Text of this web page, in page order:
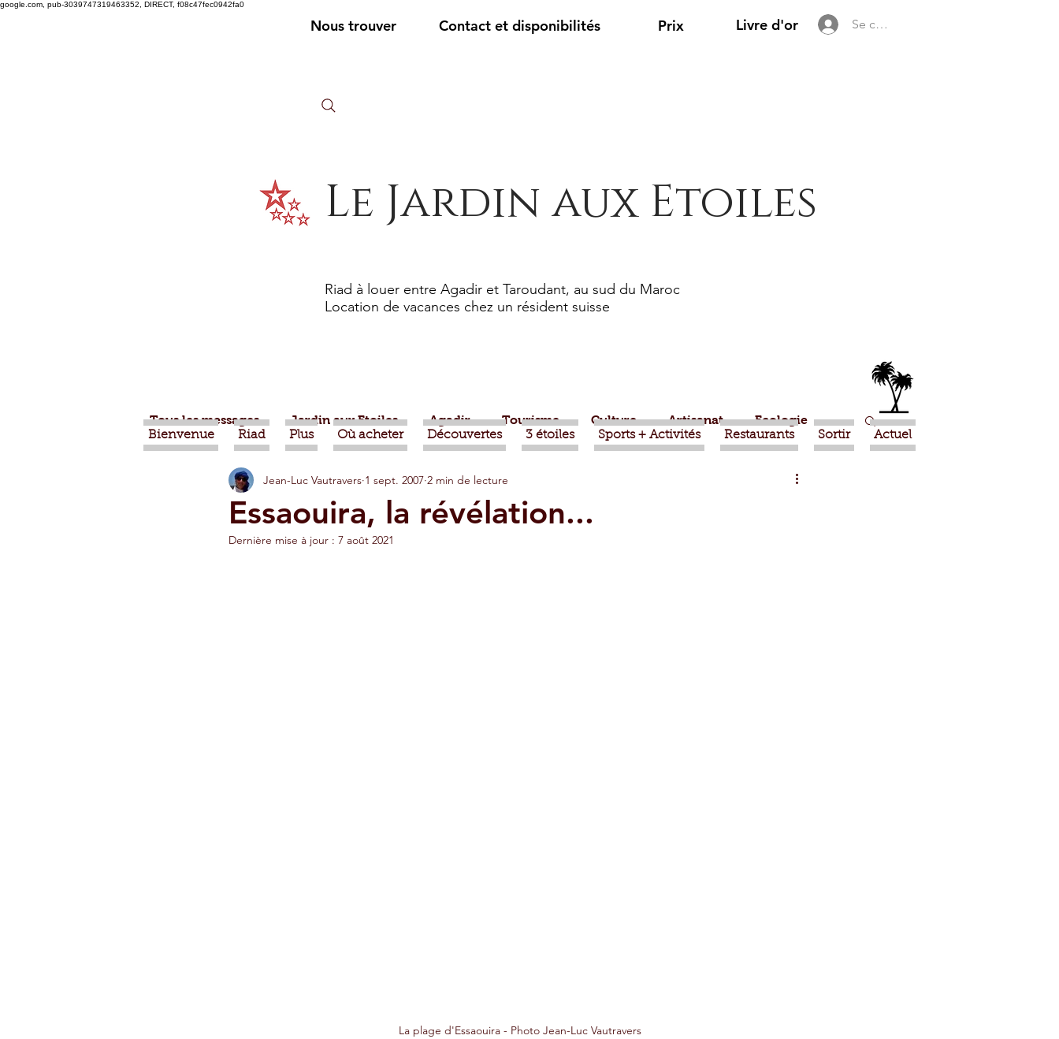
google.com, pub-3039747319463352, DIRECT, f08c47fec0942fa0
Nous trouver Contact et disponibilités Prix Livre d'or Se connecter
Le Jardin aux Etoiles
Riad à louer entre Agadir et Taroudant, au sud du Maroc
Location de vacances chez un résident suisse
Bienvenue Riad Plus Où acheter Découvertes 3 étoiles Sports + Activités Restaurants Sortir Actuel
Tous les messages Jardin aux Etoiles Agadir Tourisme Culture Artisanat Ecologie
Nature Berbère Politique Taroudant
Alimentation Evénements
Essaouira, la révélation...
Jean-Luc Vautravers 1 sept. 2007 2 min de lecture
Dernière mise à jour : 7 août 2021
La plage d'Essaouira - Photo Jean-Luc Vautravers